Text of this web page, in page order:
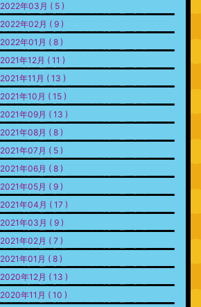
2022年03月 ( 5 )
2022年02月 ( 9 )
2022年01月 ( 8 )
2021年12月 ( 11 )
2021年11月 ( 13 )
2021年10月 ( 15 )
2021年09月 ( 13 )
2021年08月 ( 8 )
2021年07月 ( 5 )
2021年06月 ( 8 )
2021年05月 ( 9 )
2021年04月 ( 17 )
2021年03月 ( 9 )
2021年02月 ( 7 )
2021年01月 ( 8 )
2020年12月 ( 13 )
2020年11月 ( 10 )